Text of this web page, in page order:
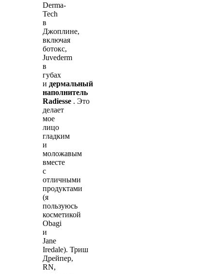
Derma-
Tech
в
Джоплине,
включая
ботокс,
Juvederm
в
губах
и дермальный
наполнитель
Radiesse . Это
делает
мое
лицо
гладким
и
моложавым
вместе
с
отличными
продуктами
(я
пользуюсь
косметикой
Obagi
и
Jane
Iredale). Триш
Дрейпер,
RN,